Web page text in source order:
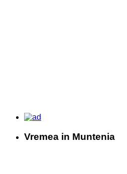
Vremea in Muntenia